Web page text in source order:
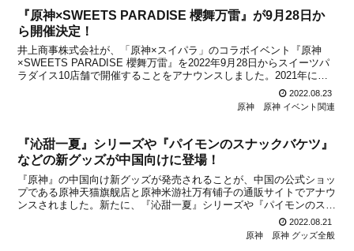
『原神×SWEETS PARADISE 櫻舞万雷』が9月28日か
ら開催決定！
井上商事株式会社が、「原神×スイパラ」のコラボイベント『原神
×SWEETS PARADISE 櫻舞万雷』を2022年9月28日からスイーツパ
ラダイス10店舗で開催することをアナウンスしました。2021年に開
催されて人気を博した『原神×SWEETS PARADISE -そよ風の饗
2022.08.23
原神
原神 イベント関連
『沁甜一夏』シリーズや『パイモンのスナックバケツ』
などの新グッズが中国向けに登場！
『原神』の中国向け新グッズが発売されることが、中国の公式ショッ
プである原神天猫旗舰店と原神米游社万有铺子の通販サイトでアナウ
ンスされました。新たに、『沁甜一夏』シリーズや『パイモンのスナ
ックバケット』、『スライムスイーツパーティ』など多数のグッズが
登場します。予約受付は2022年8月23日から始まり...
2022.08.21
原神
原神 グッズ全般